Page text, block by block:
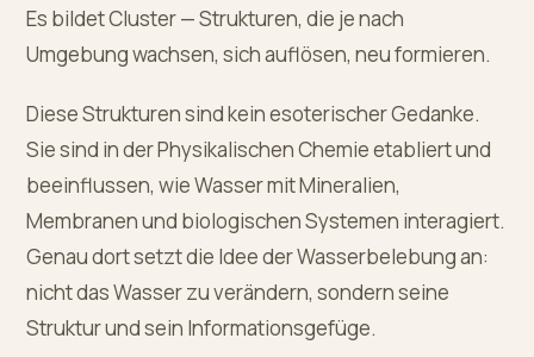
Es bildet Cluster — Strukturen, die je nach
Umgebung wachsen, sich auflösen, neu formieren.
Diese Strukturen sind kein esoterischer Gedanke.
Sie sind in der Physikalischen Chemie etabliert und
beeinflussen, wie Wasser mit Mineralien,
Membranen und biologischen Systemen interagiert.
Genau dort setzt die Idee der Wasserbelebung an:
nicht das Wasser zu verändern, sondern seine
Struktur und sein Informationsgefüge.